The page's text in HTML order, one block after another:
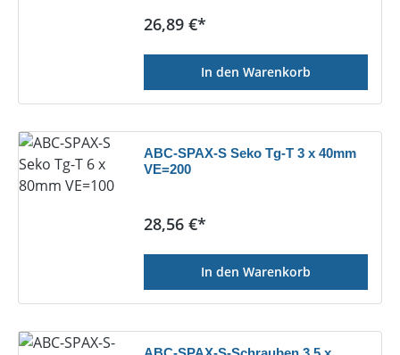
Regulärer Preis:
26,89 €*
In den Warenkorb
ABC-SPAX-S Seko Tg-T 3 x 40mm
VE=200
Regulärer Preis:
28,56 €*
In den Warenkorb